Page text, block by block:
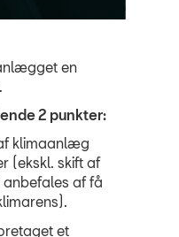
en
2 punkter:
klimaanlæg
(ekskl. skift af
af få
et